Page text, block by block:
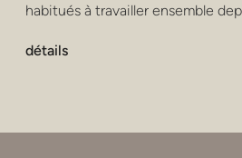
habitués à travailler ensemble
détails